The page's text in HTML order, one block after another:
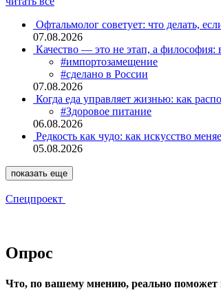
Офтальмолог советует: что делать,
07.08.2026
Качество — это не этап, а
#импортозамещение
#сделано в России
07.08.2026
Когда еда управляет жизнью: как
#Здоровое питание
06.08.2026
Редкость как чудо: как искусство
05.08.2026
показать еще
Спецпроект
Опрос
Что, по вашему мнению, реально поможет